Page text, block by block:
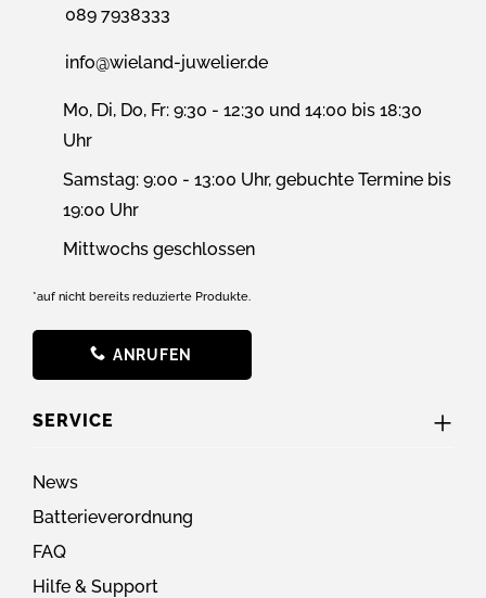
089 7938333
info@wieland-juwelier.de
Mo, Di, Do, Fr: 9:30 - 12:30 und 14:00 bis 18:30
Uhr
Samstag: 9:00 - 13:00 Uhr, gebuchte Termine bis
19:00 Uhr
Mittwochs geschlossen
*auf nicht bereits reduzierte Produkte.
ANRUFEN
SERVICE
News
Batterieverordnung
FAQ
Hilfe & Support